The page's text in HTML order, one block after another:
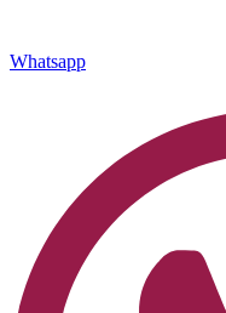
Whatsapp